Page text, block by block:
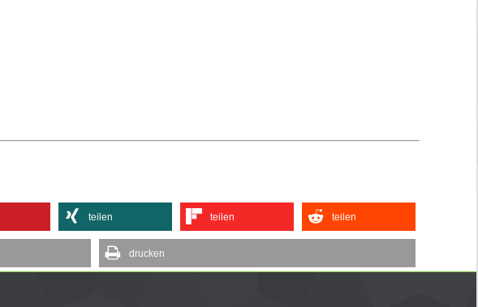
teilen teilen teilen
drucken